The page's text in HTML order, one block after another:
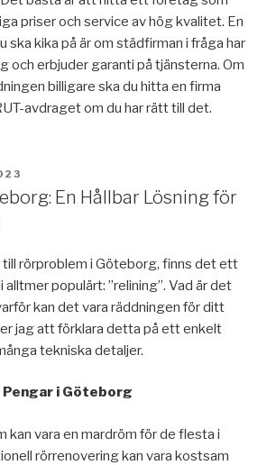
priser och service av hög kvalitet. En
ska kika på är om städfirman i fråga har
och erbjuder garanti på tjänsterna. Om
billigare ska du hitta en firma
avdraget om du har rätt till det.
En Hållbar Lösning för
rörproblem i Göteborg, finns det ett
alltmer populärt: ”relining”. Vad är det
kan det vara räddningen för ditt
jag att förklara detta på ett enkelt
tekniska detaljer.
Pengar i Göteborg
kan vara en mardröm för de flesta i
rörrenovering kan vara kostsam